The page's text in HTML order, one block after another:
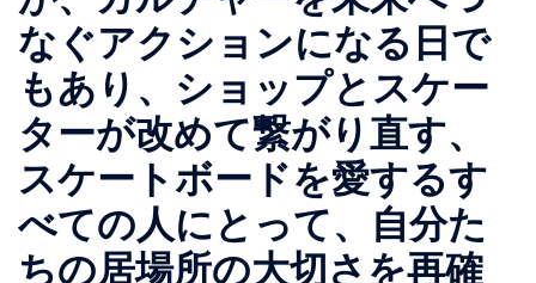
なぐアクションになる日で
もあり、ショップとスケー
ターが改めて繋がり直す、
スケートボードを愛するす
べての人にとって、自分た
ちの居場所の大切さを再確